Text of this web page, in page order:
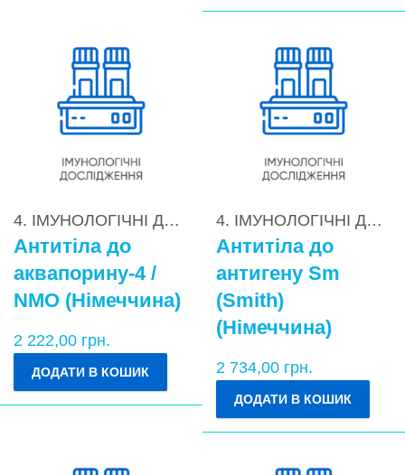
4. ІМУНОЛОГІЧНІ ДОСЛІДЖЕННЯ ,4.2.
Антитіла до
аквапорину-4 /
NMO (Німеччина)
2 222,00 грн.
ДОДАТИ В КОШИК
4. ІМУНОЛОГІЧНІ ДОСЛІДЖЕННЯ
Антитіла до
антигену Sm
(Smith)
(Німеччина)
2 734,00 грн.
ДОДАТИ В КОШИК